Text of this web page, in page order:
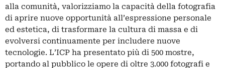
alla comunità, valorizziamo la capacità della fotografia
di aprire nuove opportunità all’espressione personale
ed estetica, di trasformare la cultura di massa e di
evolversi continuamente per includere nuove
tecnologie. L’ICP ha presentato più di 500 mostre,
portando al pubblico le opere di oltre 3.000 fotografi e